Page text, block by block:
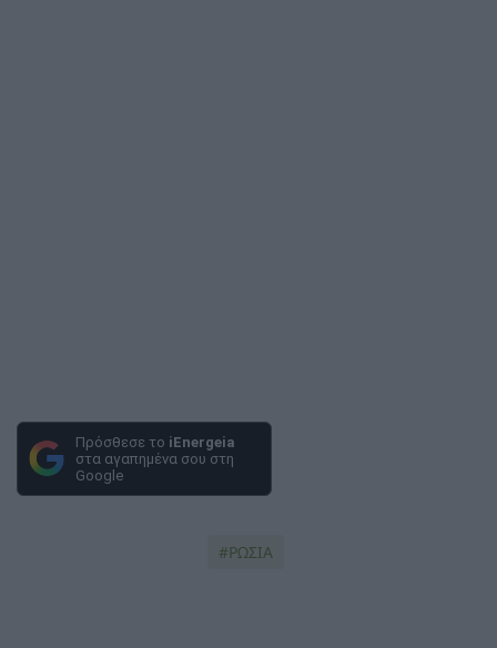
Πρόσθεσε το iEnergeia
στα αγαπημένα σου στη
Google
ΡΩΣΙΑ